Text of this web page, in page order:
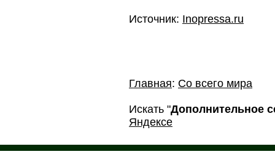
Источник: Inopressa.ru
Главная: Со всего мира
Искать "Дополнительное
Яндексе